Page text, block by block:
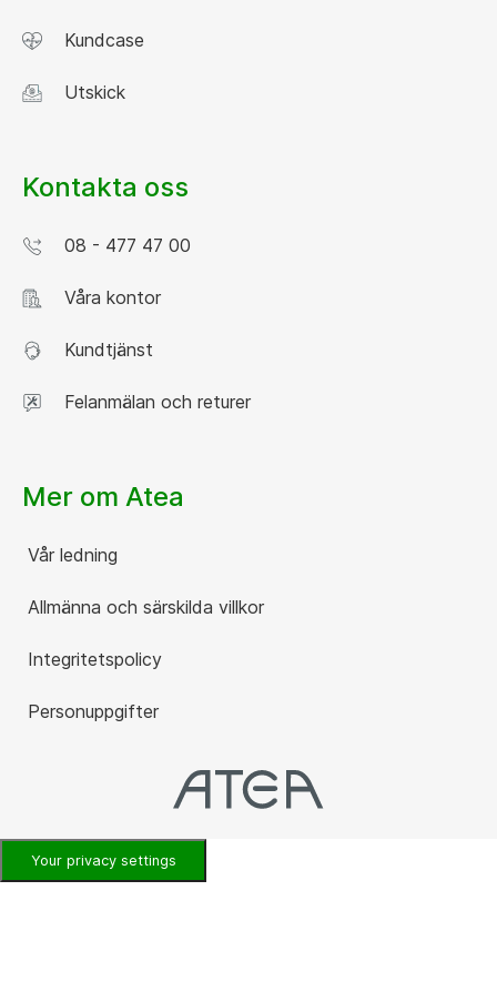
Kundcase
Utskick
Kontakta oss
08 - 477 47 00
Våra kontor
Kundtjänst
Felanmälan och returer
Mer om Atea
Vår ledning
Allmänna och särskilda villkor
Integritetspolicy
Personuppgifter
Your privacy settings